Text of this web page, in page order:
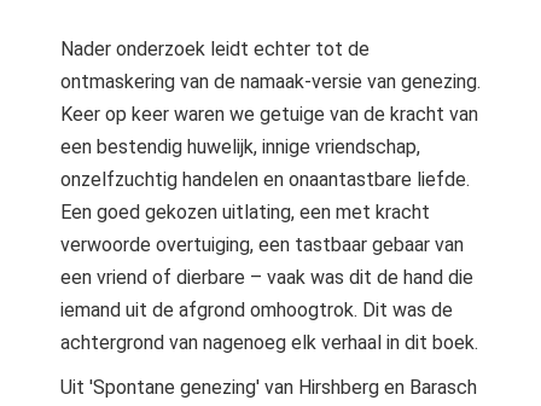
Nader onderzoek leidt echter tot de
ontmaskering van de namaak-versie van genezing.
Keer op keer waren we getuige van de kracht van
een bestendig huwelijk, innige vriendschap,
onzelfzuchtig handelen en onaantastbare liefde.
Een goed gekozen uitlating, een met kracht
verwoorde overtuiging, een tastbaar gebaar van
een vriend of dierbare – vaak was dit de hand die
iemand uit de afgrond omhoogtrok. Dit was de
achtergrond van nagenoeg elk verhaal in dit boek.
Uit 'Spontane genezing' van Hirshberg en Barasch